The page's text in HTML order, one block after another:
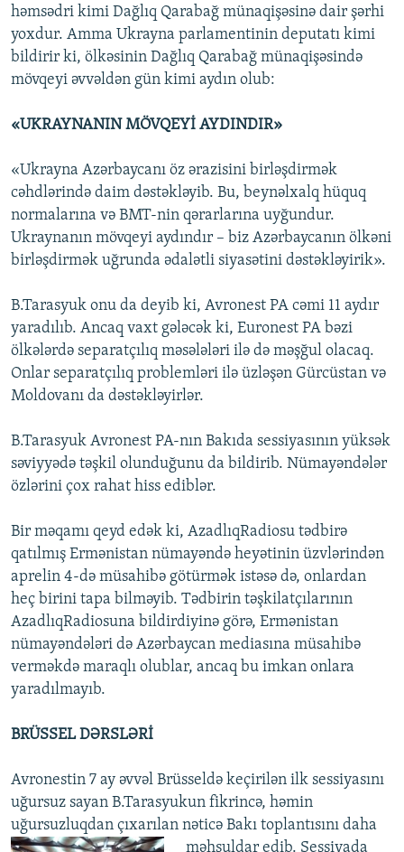
həmsədri kimi Dağlıq Qarabağ münaqişəsinə dair şərhi
yoxdur. Amma Ukrayna parlamentinin deputatı kimi
bildirir ki, ölkəsinin Dağlıq Qarabağ münaqişəsində
mövqeyi əvvəldən gün kimi aydın olub:
«UKRAYNANIN MÖVQEYİ AYDINDIR»
«Ukrayna Azərbaycanı öz ərazisini birləşdirmək
cəhdlərində daim dəstəkləyib. Bu, beynəlxalq hüquq
normalarına və BMT-nin qərarlarına uyğundur.
Ukraynanın mövqeyi aydındır – biz Azərbaycanın ölkəni
birləşdirmək uğrunda ədalətli siyasətini dəstəkləyirik».
B.Tarasyuk onu da deyib ki, Avronest PA cəmi 11 aydır
yaradılıb. Ancaq vaxt gələcək ki, Euronest PA bəzi
ölkələrdə separatçılıq məsələləri ilə də məşğul olacaq.
Onlar separatçılıq problemləri ilə üzləşən Gürcüstan və
Moldovanı da dəstəkləyirlər.
B.Tarasyuk Avronest PA-nın Bakıda sessiyasının yüksək
səviyyədə təşkil olunduğunu da bildirib. Nümayəndələr
özlərini çox rahat hiss ediblər.
Bir məqamı qeyd edək ki, AzadlıqRadiosu tədbirə
qatılmış Ermənistan nümayəndə heyətinin üzvlərindən
aprelin 4-də müsahibə götürmək istəsə də, onlardan
heç birini tapa bilməyib. Tədbirin təşkilatçılarının
AzadlıqRadiosuna bildirdiyinə görə, Ermənistan
nümayəndələri də Azərbaycan mediasına müsahibə
verməkdə maraqlı olublar, ancaq bu imkan onlara
yaradılmayıb.
BRÜSSEL DƏRSLƏRİ
Avronestin 7 ay əvvəl Brüsseldə keçirilən ilk sessiyasını
uğursuz sayan B.Tarasyukun fikrincə, həmin
uğursuzluqdan çıxarılan nəticə Bakı toplantısını daha
məhsuldar edib. Sessiyada